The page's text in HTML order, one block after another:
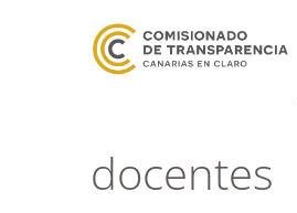
docentes